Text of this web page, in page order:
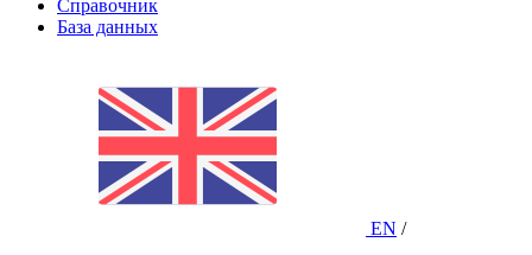
Справочник
База данных
EN /